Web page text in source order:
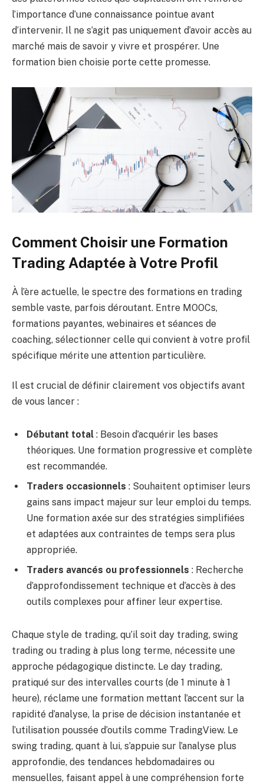
l’importance d’une connaissance pointue avant
d’intervenir. Il ne s’agit pas uniquement d’avoir accès au
marché mais de savoir y vivre et prospérer. Une
formation bien choisie porte cette promesse.
Comment Choisir une Formation
Trading Adaptée à Votre Profil
À l’ère actuelle, le spectre des formations en trading
semble vaste, parfois déroutant. Entre MOOCs,
formations payantes, webinaires et séances de
coaching, sélectionner celle qui convient à votre profil
spécifique mérite une attention particulière.
Il est crucial de définir clairement vos objectifs avant
de vous lancer :
Débutant total : Besoin d’acquérir les bases
théoriques. Une formation progressive et complète
est recommandée.
Traders occasionnels : Souhaitent optimiser leurs
gains sans impact majeur sur leur emploi du temps.
Une formation axée sur des stratégies simplifiées
et adaptées aux contraintes de temps sera plus
appropriée.
Traders avancés ou professionnels : Recherche
d’approfondissement technique et d’accès à des
outils complexes pour affiner leur expertise.
Chaque style de trading, qu’il soit day trading, swing
trading ou trading à plus long terme, nécessite une
approche pédagogique distincte. Le day trading,
pratiqué sur des intervalles courts (de 1 minute à 1
heure), réclame une formation mettant l’accent sur la
rapidité d’analyse, la prise de décision instantanée et
l’utilisation poussée d’outils comme TradingView. Le
swing trading, quant à lui, s’appuie sur l’analyse plus
approfondie, des tendances hebdomadaires ou
mensuelles, faisant appel à une compréhension forte